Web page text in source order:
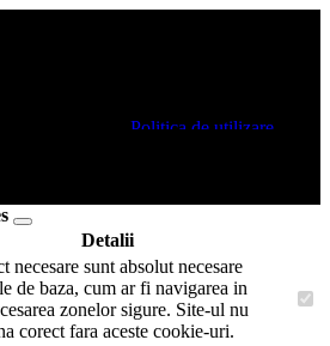
fiti de acord cu Politica de utilizare
Detalii
necesare sunt absolut necesare
de baza, cum ar fi navigarea in
zonelor sigure. Site-ul nu
corect fara aceste cookie-uri.